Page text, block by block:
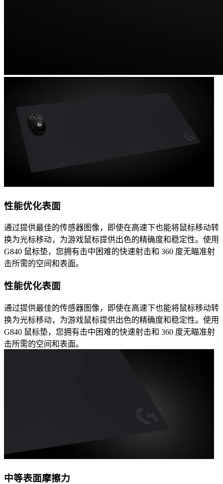
性能优化表面
通过提供最佳的传感器图像，即使在高速下也能将鼠标移动转
换为光标移动，为游戏鼠标提供出色的精确度和稳定性。使用
G840 鼠标垫，您拥有击中困难的快速射击和 360 度无瞄准射
击所需的空间和表面。
性能优化表面
通过提供最佳的传感器图像，即使在高速下也能将鼠标移动转
换为光标移动，为游戏鼠标提供出色的精确度和稳定性。使用
G840 鼠标垫，您拥有击中困难的快速射击和 360 度无瞄准射
击所需的空间和表面。
中等表面摩擦力